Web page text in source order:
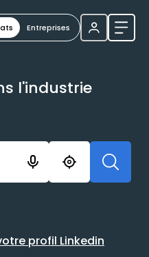
Entreprises
l'industrie
l’enregistrement.
avec votre
profil Linkedin